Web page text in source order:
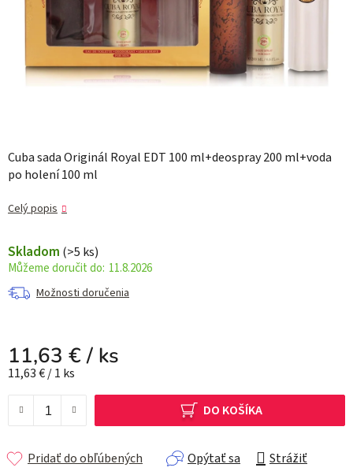
Cuba sada Originál Royal EDT 100 ml+deospray 200 ml+voda
po holení 100 ml
Celý popis
Skladom (>5 ks)
11.8.2026
Možnosti doručenia
11,63 €/ ks
Jednotková cena:
11,63 € / 1 ks
DO KOŠÍKA
Opýtať sa Strážiť
Pridať do obľúbených